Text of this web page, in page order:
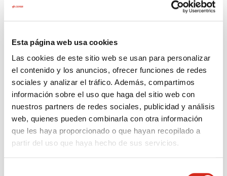
Esta página web usa cookies
Las cookies de este sitio web se usan para personalizar
el contenido y los anuncios, ofrecer funciones de redes
sociales y analizar el tráfico. Además, compartimos
información sobre el uso que haga del sitio web con
nuestros partners de redes sociales, publicidad y análisis
web, quienes pueden combinarla con otra información
que les haya proporcionado o que hayan recopilado a
partir del uso que haya hecho de sus servicios.
pode ler
. Este procedimento é gerido em
conformidade com os princípios gerais estabelecidos